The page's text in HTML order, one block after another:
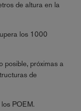
de altura en la
los 1000
posible, próximas a
de
POEM.